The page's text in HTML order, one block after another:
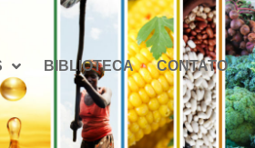
BIBLIOTECA CONTATO